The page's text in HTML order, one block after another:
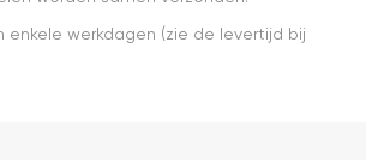
enkele werkdagen (zie de levertijd bij